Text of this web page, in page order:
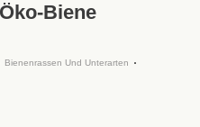
Biene
Bienenrassen Und Unterarten